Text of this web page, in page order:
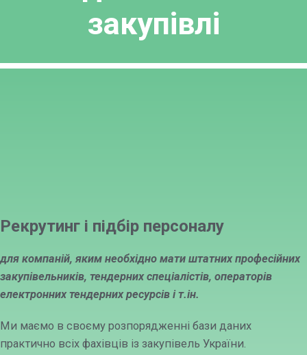
закупівлі
Рекрутинг і підбір персоналу
для компаній, яким необхідно мати штатних професійних
закупівельників, тендерних спеціалістів, операторів
електронних тендерних ресурсів і т.ін.
Ми маємо в своєму розпорядженні бази даних
практично всіх фахівців із закупівель України.